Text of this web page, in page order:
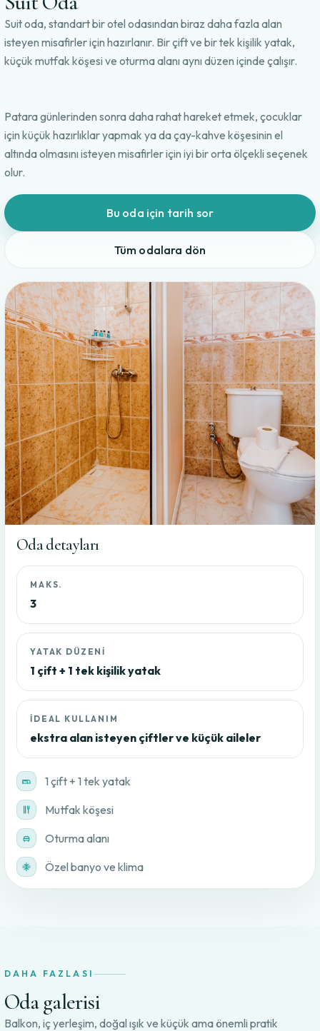
Suit oda, standart bir otel odasından biraz daha fazla alan
isteyen misafirler için hazırlanır. Bir çift ve bir tek kişilik yatak,
küçük mutfak köşesi ve oturma alanı aynı düzen içinde çalışır.
Patara günlerinden sonra daha rahat hareket etmek, çocuklar
için küçük hazırlıklar yapmak ya da çay-kahve köşesinin el
altında olmasını isteyen misafirler için iyi bir orta ölçekli seçenek
olur.
Bu oda için tarih sor
Tüm odalara dön
Oda detayları
MAKS.
3
YATAK DÜZENI
1 çift + 1 tek kişilik yatak
İDEAL KULLANIM
ekstra alan isteyen çiftler ve küçük aileler
1 çift + 1 tek yatak
Mutfak köşesi
Oturma alanı
Özel banyo ve klima
DAHA FAZLASI
Oda galerisi
Balkon, iç yerleşim, doğal ışık ve küçük ama önemli pratik